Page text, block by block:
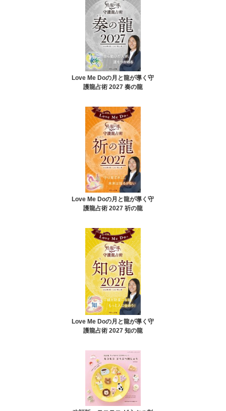
Love Me Doの月と龍が導く守
護龍占術 2027 奏の龍
Love Me Doの月と龍が導く守
護龍占術 2027 祈の龍
Love Me Doの月と龍が導く守
護龍占術 2027 知の龍